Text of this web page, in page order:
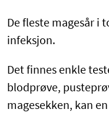
De fleste magesår i
infeksjon.
Det finnes enkle
blodprøve,
magesekken, kan